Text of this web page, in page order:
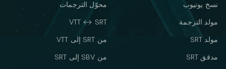
نسخ يوتيوب
مولد الترجمة
مولد SRT
مدقق SRT
محوّل الترجمات
VTT ↔ SRT
من SRT إلى VTT
من SBV إلى SRT